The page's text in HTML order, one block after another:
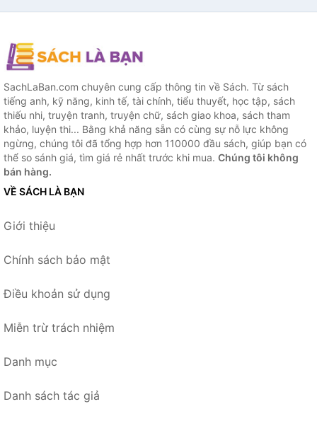
SachLaBan.com chuyên cung cấp thông tin về Sách. Từ sách
tiếng anh, kỹ năng, kinh tế, tài chính, tiểu thuyết, học tập, sách
thiếu nhi, truyện tranh, truyện chữ, sách giao khoa, sách tham
khảo, luyện thi... Bằng khả năng sẵn có cùng sự nỗ lực không
ngừng, chúng tôi đã tổng hợp hơn 110000 đầu sách, giúp bạn có
thể so sánh giá, tìm giá rẻ nhất trước khi mua. Chúng tôi không
bán hàng.
VỀ SÁCH LÀ BẠN
Giới thiệu
Chính sách bảo mật
Điều khoản sử dụng
Miễn trừ trách nhiệm
Danh mục
Danh sách tác giả